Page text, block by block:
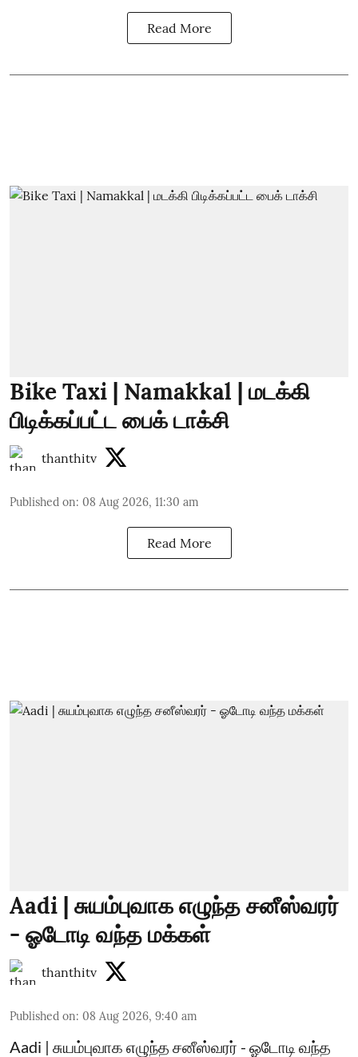
Read More
Bike Taxi | Namakkal | மடக்கி
பிடிக்கப்பட்ட பைக் டாக்சி
thanthitv
Published on: 08 Aug 2026, 11:30 am
Read More
Aadi | சுயம்புவாக எழுந்த சனீஸ்வரர்
- ஓடோடி வந்த மக்கள்
thanthitv
Published on: 08 Aug 2026, 9:40 am
Aadi | சுயம்புவாக எழுந்த சனீஸ்வரர் - ஓடோடி வந்த